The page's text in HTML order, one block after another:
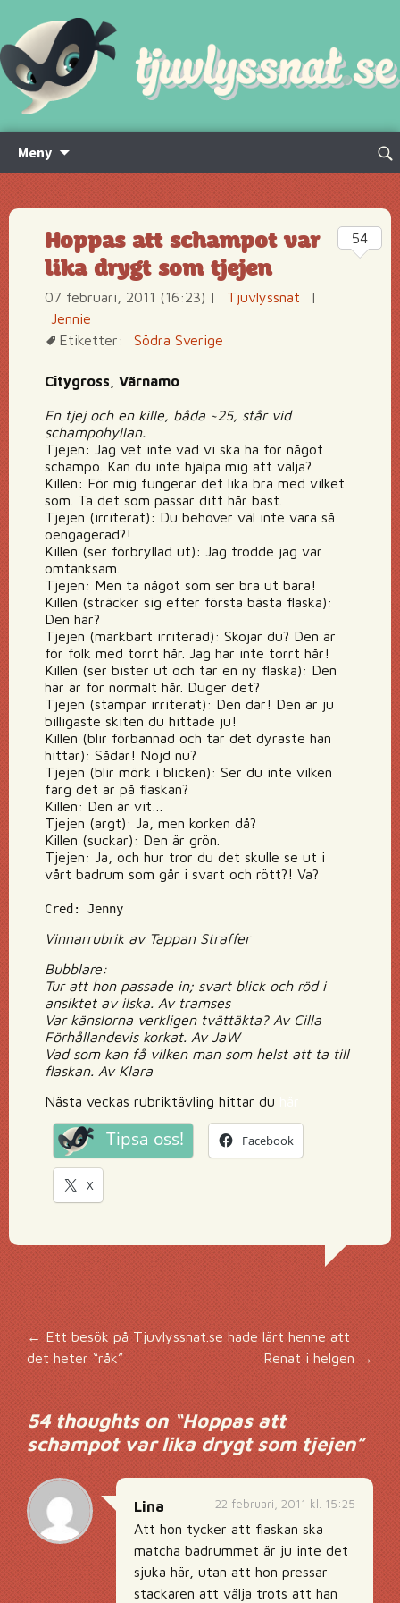
Meny
innehåll
Sök
Hoppas att schampot var
lika drygt som tjejen
07 februari, 2011 (16:23) | Tjuvlyssnat
|
Jennie
Etiketter:
Södra Sverige
Citygross, Värnamo
En tjej och en kille, båda ~25, står vid
schampohyllan.
Tjejen: Jag vet inte vad vi ska ha för något
schampo. Kan du inte hjälpa mig att välja?
Killen: För mig fungerar det lika bra med vilket
som. Ta det som passar ditt hår bäst.
Tjejen (irriterat): Du behöver väl inte vara så
oengagerad?!
Killen (ser förbryllad ut): Jag trodde jag var
omtänksam.
Tjejen: Men ta något som ser bra ut bara!
Killen (sträcker sig efter första bästa flaska):
Den här?
Tjejen (märkbart irriterad): Skojar du? Den är
för folk med torrt hår. Jag har inte torrt hår!
Killen (ser bister ut och tar en ny flaska): Den
här är för normalt hår. Duger det?
Tjejen (stampar irriterat): Den där! Den är ju
billigaste skiten du hittade ju!
Killen (blir förbannad och tar det dyraste han
hittar): Sådär! Nöjd nu?
Tjejen (blir mörk i blicken): Ser du inte vilken
färg det är på flaskan?
Killen: Den är vit…
Tjejen (argt): Ja, men korken då?
Killen (suckar): Den är grön.
Tjejen: Ja, och hur tror du det skulle se ut i
vårt badrum som går i svart och rött?! Va?
Cred: Jenny
Vinnarrubrik av Tappan Straffer
Bubblare:
Tur att hon passade in; svart blick och röd i
ansiktet av ilska. Av tramses
Var känslorna verkligen tvättäkta? Av Cilla
Förhållandevis korkat. Av JaW
Vad som kan få vilken man som helst att ta till
flaskan. Av Klara
Nästa veckas rubriktävling hittar du
Tipsa oss! Facebook
X
54
Inläggsnavigering
← Ett besök på Tjuvlyssnat.se hade lärt henne att
det heter “råk”
Renat i helgen→
54 thoughts on “Hoppas att
schampot var lika drygt som tjejen”
22 februari, 2011 kl. 15:25
Lina
Att hon tycker att flaskan ska
matcha badrummet är ju inte det
sjuka här, utan att hon pressar
stackaren att välja trots att han